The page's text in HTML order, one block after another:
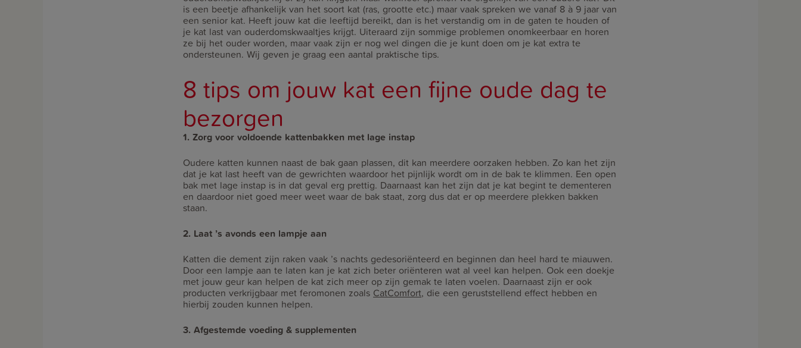
is een beetje afhankelijk van het soort kat (ras, grootte etc.) maar vaak spreken we vanaf 8 à 9 jaar van
een senior kat. Heeft jouw kat die leeftijd bereikt, dan is het verstandig om in de gaten te houden of
je kat last van ouderdomskwaaltjes krijgt. Uiteraard zijn sommige problemen onomkeerbaar en horen
ze bij het ouder worden, maar vaak zijn er nog wel dingen die je kunt doen om je kat extra te
ondersteunen. Wij geven je graag een aantal praktische tips.
8 tips om jouw kat een fijne oude dag te
bezorgen
1. Zorg voor voldoende kattenbakken met lage instap
Oudere katten kunnen naast de bak gaan plassen, dit kan meerdere oorzaken hebben. Zo kan het zijn
dat je kat last heeft van de gewrichten waardoor het pijnlijk wordt om in de bak te klimmen. Een open
bak met lage instap is in dat geval erg prettig. Daarnaast kan het zijn dat je kat begint te dementeren
en daardoor niet goed meer weet waar de bak staat, zorg dus dat er op meerdere plekken bakken
staan.
2. Laat ’s avonds een lampje aan
Katten die dement zijn raken vaak ’s nachts gedesoriënteerd en beginnen dan heel hard te miauwen.
Door een lampje aan te laten kan je kat zich beter oriënteren wat al veel kan helpen. Ook een doekje
met jouw geur kan helpen de kat zich meer op zijn gemak te laten voelen. Daarnaast zijn er ook
producten verkrijgbaar met feromonen zoals CatComfort, die een geruststellend effect hebben en
hierbij zouden kunnen helpen.
3. Afgestemde voeding & supplementen